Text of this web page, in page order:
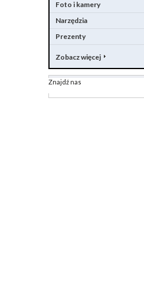
Foto i kamery
Narzędzia
Prezenty
Zobacz więcej
Znajdź nas